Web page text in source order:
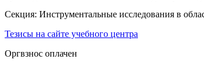
Секция: Инструментальные исследования в
Тезисы на сайте учебного центра
Оргвзнос оплачен